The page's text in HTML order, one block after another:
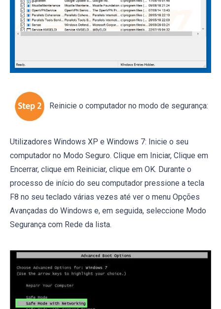
Reinicie o computador no modo de segurança:
Utilizadores Windows XP e Windows 7: Inicie o seu
computador no Modo Seguro. Clique em Iniciar, Clique em
Encerrar, clique em Reiniciar, clique em OK. Durante o
processo de início do seu computador pressione a tecla
F8 no seu teclado várias vezes até ver o menu Opções
Avançadas do Windows e, em seguida, seleccione Modo
Segurança com Rede da lista.